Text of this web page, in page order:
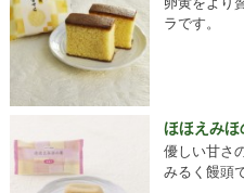
ラです。
ほほえみ
優しい甘さ
みるく饅頭